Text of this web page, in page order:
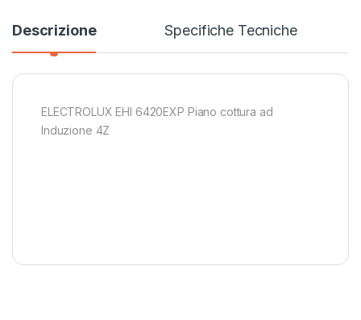
Descrizione Specifiche Tecniche
ELECTROLUX EHI 6420EXP Piano cottura ad
Induzione 4Z